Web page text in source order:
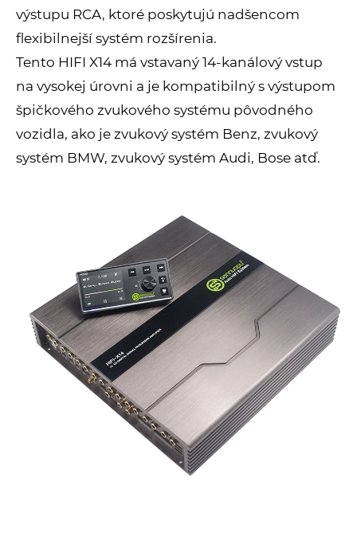
výstupu RCA, ktoré poskytujú nadšencom
flexibilnejší systém rozšírenia.
Tento HIFI X14 má vstavaný 14-kanálový vstup
na vysokej úrovni a je kompatibilný s výstupom
špičkového zvukového systému pôvodného
vozidla, ako je zvukový systém Benz, zvukový
systém BMW, zvukový systém Audi, Bose atď.